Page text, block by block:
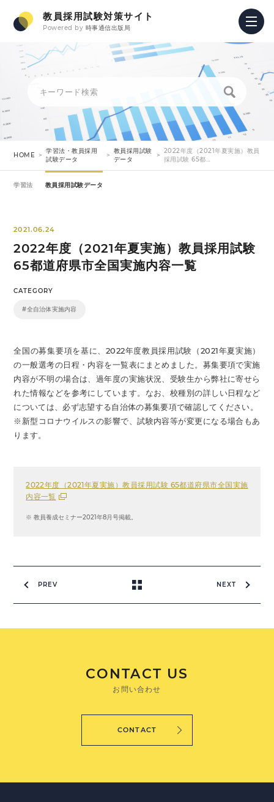
教員採用試験対策サイト
Powered by 時事通信出版局
HOME
学習法・教員採用
試験データ
教員採用試験
データ
2022年度（2021年夏実施）教員
採用試験 65都…
学習法 教員採用試験データ
2021.06.24
2022年度（2021年夏実施）教員採用試験
65都道府県市全国実施内容一覧
CATEGORY
#全自治体実施内容
全国の募集要項を基に、2022年度教員採用試験（2021年夏実施）
の一般選考の日程・内容を一覧表にまとめました。募集要項で実施
内容が不明の場合は、過年度の実施状況、受験生から弊社に寄せら
れた情報などを参考にしています。なお、校種別の詳しい日程など
については、必ず志望する自治体の募集要項で確認してください。
※新型コロナウイルスの影響で、試験内容等が変更になる場合もあ
ります。
2022年度（2021年夏実施）教員採用試験 65都道府県市全国実施
内容一覧
※ 教員養成セミナー2021年8月号掲載。
PREV NEXT
CONTACT US
お問い合わせ
CONTACT